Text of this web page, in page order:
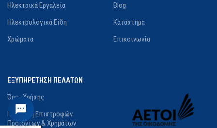
Ηλεκτρικά Εργαλεία
Ηλεκτρολογικά Είδη
Χρώματα
Blog
Κατάστημα
Επικοινωνία
ΕΞΥΠΗΡΕΤΗΣΗ ΠΕΛΑΤΩΝ
Όροι Χρήσης
Πολιτική Επιστροφών
Προϊόντων & Χρημάτων